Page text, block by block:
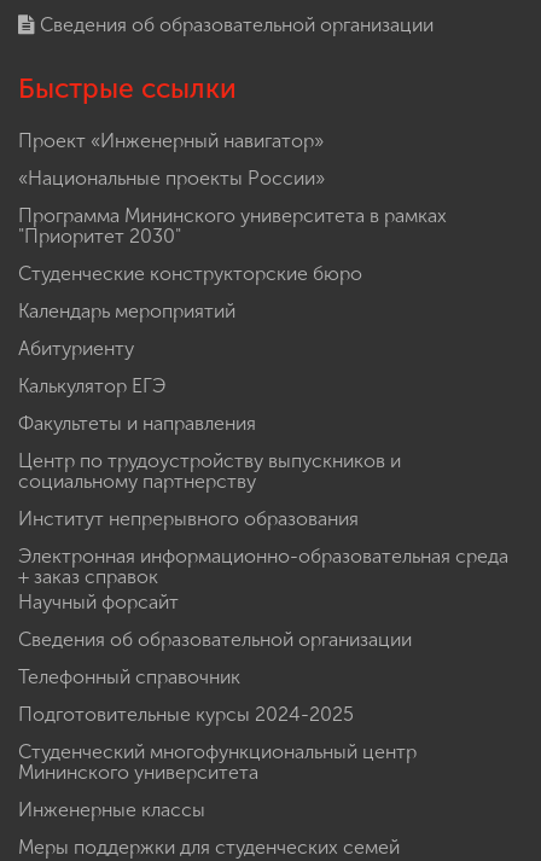
Сведения об образовательной организации
Быстрые ссылки
Проект «Инженерный навигатор»
«Национальные проекты России»
Программа Мининского университета в рамках
"Приоритет 2030"
Студенческие конструкторские бюро
Календарь мероприятий
Абитуриенту
Калькулятор ЕГЭ
Факультеты и направления
Центр по трудоустройству выпускников и
социальному партнерству
Институт непрерывного образования
Электронная информационно-образовательная среда
+ заказ справок
Научный форсайт
Сведения об образовательной организации
Телефонный справочник
Подготовительные курсы 2024-2025
Студенческий многофункциональный центр
Мининского университета
Инженерные классы
Меры поддержки для студенческих семей